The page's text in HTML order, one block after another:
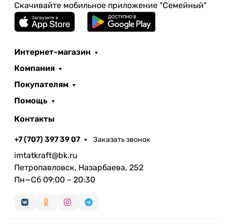
Скачивайте мобильное приложение "Семейный"
Интернет-магазин
Компания
Покупателям
Помощь
Контакты
+7 (707) 397 39 07 Заказать звонок
imtatkraft@bk.ru
Петропавловск, Назарбаева, 252
Пн—Сб 09:00 – 20:30